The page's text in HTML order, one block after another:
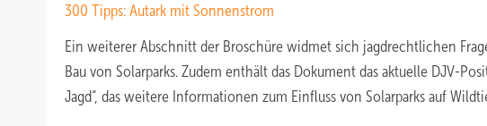
300 Tipps: Autark mit Sonnenstrom
Ein weiterer Abschnitt der Broschüre widmet sich jagdrechtlichen
Bau von Solarparks. Zudem enthält das Dokument das aktuelle DJV-
Jagd“, das weitere Informationen zum Einfluss von Solarparks auf